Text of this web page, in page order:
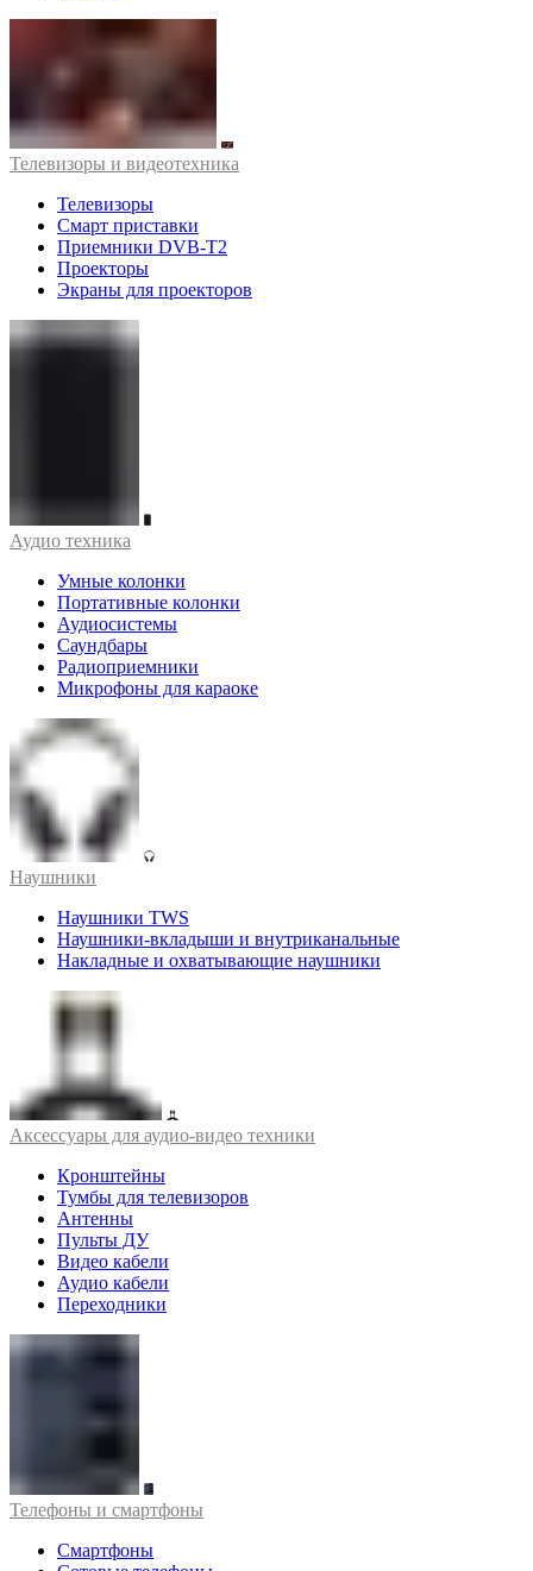
Телевизоры и видеотехника
Телевизоры
Смарт приставки
Приемники DVB-T2
Проекторы
Экраны для проекторов
Аудио техника
Умные колонки
Портативные колонки
Аудиосистемы
Саундбары
Радиоприемники
Микрофоны для караоке
Наушники
Наушники TWS
Наушники-вкладыши и внутриканальные
Накладные и охватывающие наушники
Аксессуары для аудио-видео техники
Кронштейны
Тумбы для телевизоров
Антенны
Пульты ДУ
Видео кабели
Аудио кабели
Переходники
Телефоны и смартфоны
Смартфоны